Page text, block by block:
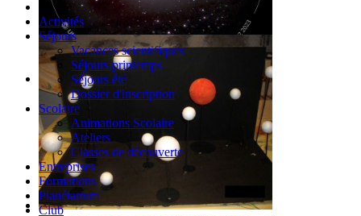
Activités
Séjours
Vacances scientifiques
Séjours printemps
Séjours été
Dossier d'inscription
Scolaire
Animations Scolaire
Ateliers
Classes de découverte
Entreprises
Formations
Planétarium
Club